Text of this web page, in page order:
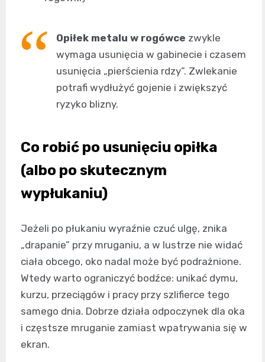
Opiłek metalu w rogówce zwykle
wymaga usunięcia w gabinecie i czasem
usunięcia „pierścienia rdzy”. Zwlekanie
potrafi wydłużyć gojenie i zwiększyć
ryzyko blizny.
Co robić po usunięciu opiłka
(albo po skutecznym
wypłukaniu)
Jeżeli po płukaniu wyraźnie czuć ulgę, znika
„drapanie” przy mruganiu, a w lustrze nie widać
ciała obcego, oko nadal może być podrażnione.
Wtedy warto ograniczyć bodźce: unikać dymu,
kurzu, przeciągów i pracy przy szlifierce tego
samego dnia. Dobrze działa odpoczynek dla oka
i częstsze mruganie zamiast wpatrywania się w
ekran.